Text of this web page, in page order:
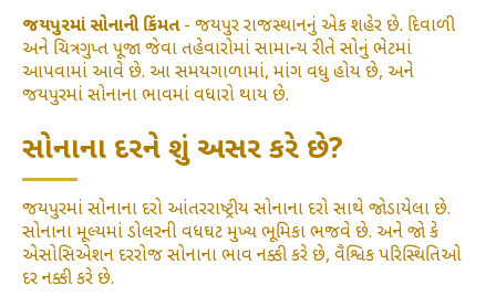
જયપુરમાં સોનાની કિંમત- જયપુર રાજસ્થાનનું એક શહેર છે. દિવાળી
અને ચિત્રગુપ્ત પૂજા જેવા તહેવારોમાં સામાન્ય રીતે સોનું ભેટમાં
આપવામાં આવે છે. આ સમયગાળામાં, માંગ વધુ હોય છે, અને
જયપુરમાં સોનાના ભાવમાં વધારો થાય છે.
સોનાના દરને શું અસર કરે છે?
જયપુરમાં સોનાના દરો આંતરરાષ્ટ્રીય સોનાના દરો સાથે જોડાયેલા છે.
સોનાના મૂલ્યમાં ડોલરની વધઘટ મુખ્ય ભૂમિકા ભજવે છે. અને જો કે
એસોસિએશન દરરોજ સોનાના ભાવ નક્કી કરે છે, વૈશ્વિક પરિસ્થિતિઓ
દર નક્કી કરે છે.